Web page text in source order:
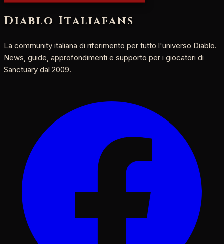
Diablo Italiafans
La community italiana di riferimento per tutto l'universo Diablo.
News, guide, approfondimenti e supporto per i giocatori di
Sanctuary dal 2009.